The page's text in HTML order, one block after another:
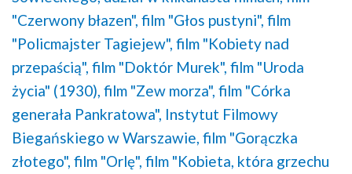
"Czerwony błazen", film "Głos pustyni", film
"Policmajster Tagiejew", film "Kobiety nad
przepaścią", film "Doktór Murek", film "Uroda
życia" (1930), film "Zew morza", film "Córka
generała Pankratowa", Instytut Filmowy
Biegańskiego w Warszawie, film "Gorączka
złotego", film "Orlę", film "Kobieta, która grzechu